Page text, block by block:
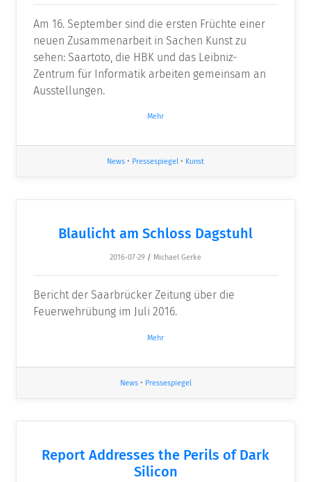
Am 16. September sind die ersten Früchte einer
neuen Zusammenarbeit in Sachen Kunst zu
sehen: Saartoto, die HBK und das Leibniz-
Zentrum für Informatik arbeiten gemeinsam an
Ausstellungen.
Mehr
News • Pressespiegel • Kunst
Blaulicht am Schloss Dagstuhl
2016-07-29 / Michael Gerke
Bericht der Saarbrücker Zeitung über die
Feuerwehrübung im Juli 2016.
Mehr
News• Pressespiegel
Report Addresses the Perils of Dark
Silicon